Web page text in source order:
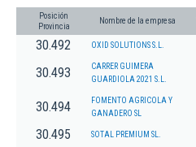
Posición
Provincia
Nombre de la empresa
30.492 OXID SOLUTIONS S.L.
30.493
CARRER GUIMERA
GUARDIOLA 2021 S.L.
30.494
FOMENTO AGRICOLA Y
GANADERO SL
30.495 SOTAL PREMIUM SL.